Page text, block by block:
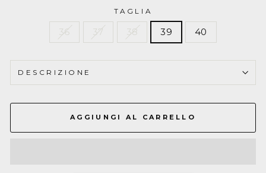
TAGLIA
36 37 38 39 40
DESCRIZIONE
AGGIUNGI AL CARRELLO